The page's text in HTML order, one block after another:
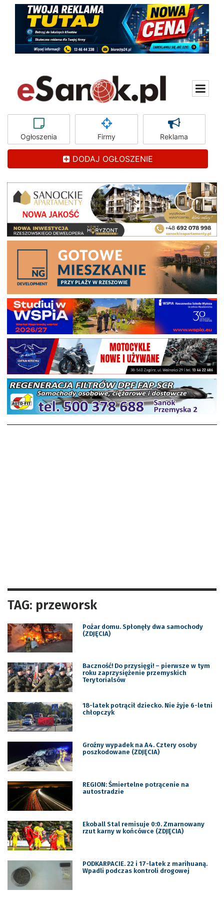
Ogłoszenia Firmy Reklama
DODAJ OGŁOSZENIE
TAG: przeworsk
Pożar domu. Spłonęły dwa samochody
(ZDJĘCIA)
Baczność! Do przysięgi! – pierwsze w tym
roku zaprzysiężenie przemyskich
Terytorialsów
18-latek potrącił dziecko. Nie żyje 6-letni
chłopczyk
Groźny wypadek na A4. Cztery osoby
poszkodowane (ZDJĘCIA)
REGION: Śmiertelne potrącenie na
autostradzie
Ekoball Stal remisuje 0:0. Zmarnowany
rzut karny w końcówce (ZDJĘCIA)
PODKARPACIE. 22 i 17-latek z marihuaną.
Wpadli podczas kontroli drogowej